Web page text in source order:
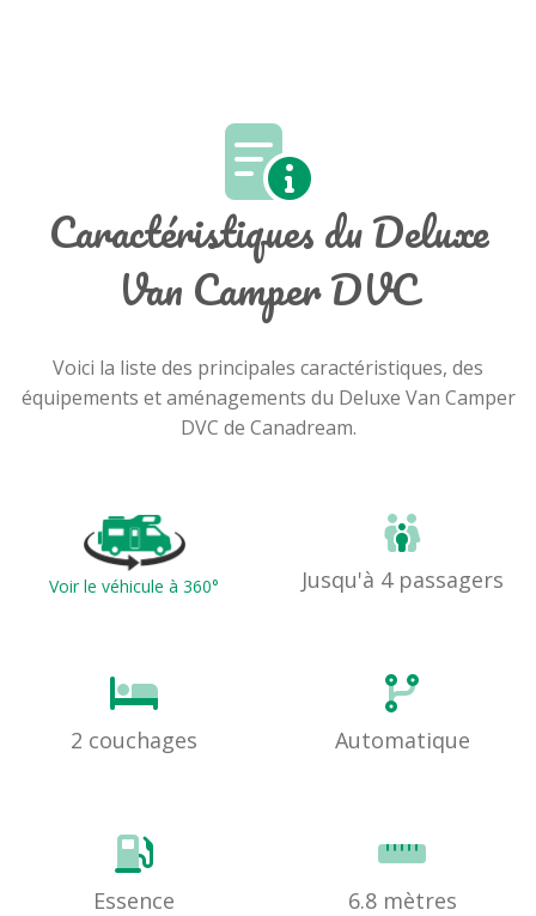
Caractéristiques du Deluxe
Van Camper DVC
Voici la liste des principales caractéristiques, des
équipements et aménagements du Deluxe Van Camper
DVC de Canadream.
Voir le véhicule à 360° Jusqu'à 4 passagers
2 couchages Automatique
Essence 6.8 mètres